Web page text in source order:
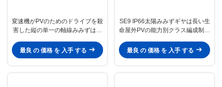
変速機がPVのためのドライブを殺
害した縦の単一の軸線みみずは太
た
最良 の 価格 を 入手 する
SE9 IP66太陽みみずギヤは長い生
命屋外PVの能力別クラス編成制度
最良 の 価格 を 入手 する